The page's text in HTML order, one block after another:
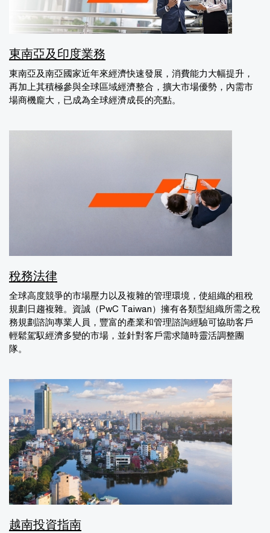
東南亞及印度業務
東南亞及南亞國家近年來經濟快速發展，消費能力大幅提升，
再加上其積極參與全球區域經濟整合，擴大市場優勢，內需市
場商機龐大，已成為全球經濟成長的亮點。
稅務法律
全球高度競爭的市場壓力以及複雜的管理環境，使組織的租稅
規劃日趨複雜。資誠（PwC Taiwan）擁有各類型組織所需之稅
務規劃諮詢專業人員，豐富的產業和管理諮詢經驗可協助客戶
輕鬆駕馭經濟多變的市場，並針對客戶需求隨時靈活調整團
隊。
越南投資指南